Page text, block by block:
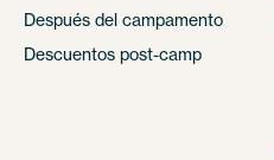
Después del campamento
Descuentos post-camp